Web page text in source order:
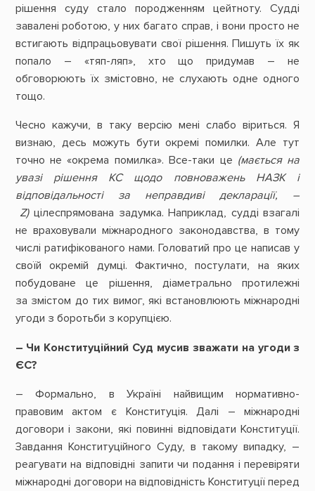
рішення суду стало породженням цейтноту. Судді
завалені роботою, у них багато справ, і вони просто не
встигають відпрацьовувати свої рішення. Пишуть їх як
попало – «тяп-ляп», хто що придумав – не
обговорюють їх змістовно, не слухають одне одного
тощо.
Чесно кажучи, в таку версію мені слабо віриться. Я
визнаю, десь можуть бути окремі помилки. Але тут
точно не «окрема помилка». Все-таки це (мається на
увазі рішення КС щодо повноважень НАЗК і
відповідальності за неправдиві декларації, –
Z)цілеспрямована задумка. Наприклад, судді взагалі
не враховували міжнародного законодавства, в тому
числі ратифікованого нами. Головатий про це написав у
своїй окремій думці. Фактично, постулати, на яких
побудоване це рішення, діаметрально протилежні
за змістом до тих вимог, які встановлюють міжнародні
угоди з боротьби з корупцією.
– Чи Конституційний Суд мусив зважати на угоди з
ЄС?
– Формально, в Україні найвищим нормативно-
правовим актом є Конституція. Далі – міжнародні
договори і закони, які повинні відповідати Конституції.
Завдання Конституційного Суду, в такому випадку, –
реагувати на відповідні запити чи подання і перевіряти
міжнародні договори на відповідність Конституції перед